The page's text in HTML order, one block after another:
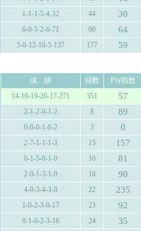
1-1-1-5-4-32 44 30
6-0-5-2-6-71 90 64
5-8-12-10-5-137 177 59
成 績 回数
PW指数
14-10-19-20-17-271 351 57
2-1-2-0-1-2 8 89
0-0-0-1-0-2 3 0
2-7-1-1-1-3 15 157
0-1-5-0-1-9 16 81
2-0-1-3-1-9 16 90
4-0-3-4-3-8 22 235
1-0-2-3-0-17 23 92
0-1-0-2-3-18 24 35